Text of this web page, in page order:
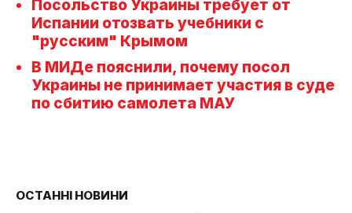
Посольство Украины требует от
Испании отозвать учебники с
"русским" Крымом
В МИДе пояснили, почему посол
Украины не принимает участия в суде
по сбитию самолета МАУ
ОСТАННІ НОВИНИ